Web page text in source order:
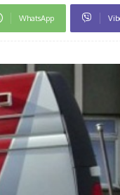
WhatsApp